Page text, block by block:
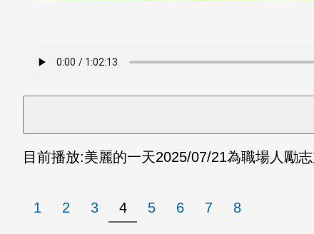
目前播放:美麗的一天2025/07/21為職場人勵
1 2 3 4 5 6 7 8